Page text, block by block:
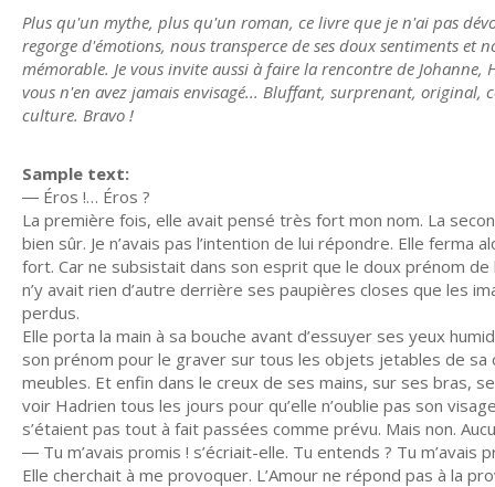
Plus qu'un mythe, plus qu'un roman, ce livre que je n'ai pas
regorge d'émotions, nous transperce de ses doux sentiments
mémorable. Je vous invite aussi à faire la rencontre de
vous n'en avez jamais envisagé... Bluffant, surprenant,
culture. Bravo !
Sample text:
― Éros !… Éros ?
La première fois, elle avait pensé très fort mon nom. La
bien sûr. Je n’avais pas l’intention de lui répondre. Elle
fort. Car ne subsistait dans son esprit que le doux prénom
n’y avait rien d’autre derrière ses paupières closes que les
perdus.
Elle porta la main à sa bouche avant d’essuyer ses yeux
son prénom pour le graver sur tous les objets jetables de
meubles. Et enfin dans le creux de ses mains, sur ses bras,
voir Hadrien tous les jours pour qu’elle n’oublie pas son
s’étaient pas tout à fait passées comme prévu. Mais non.
― Tu m’avais promis ! s’écriait-elle. Tu entends ? Tu m’avais
Elle cherchait à me provoquer. L’Amour ne répond pas à la